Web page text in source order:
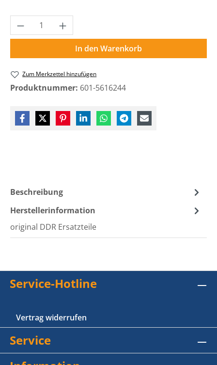
Produkt Anzahl: Gib den gewünschten
In den Warenkorb
Zum Merkzettel hinzufügen
Produktnummer: 601-5616244
Beschreibung
Herstellerinformation
original DDR Ersatzteile
Service-Hotline
Vertrag widerrufen
Service